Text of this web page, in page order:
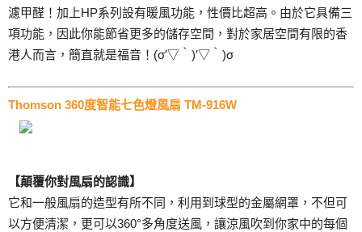
濾甲醛！加上HP系列設有暖風功能，性價比超高。由於它具備三
項功能，因此你能節省更多的儲存空間，對於家居空間有限的香
港人而言，簡直就是福音！(σ′▽‵)′▽‵)σ
Thomson 360度智能七色燈風扇 TM-916W
【顛覆你對風扇的認識】
它和一般風扇的造型有所不同，利用到球型的金屬網罩，不但可
以方便清潔，更可以360°多角度送風，讓涼風吹到你家中的每個